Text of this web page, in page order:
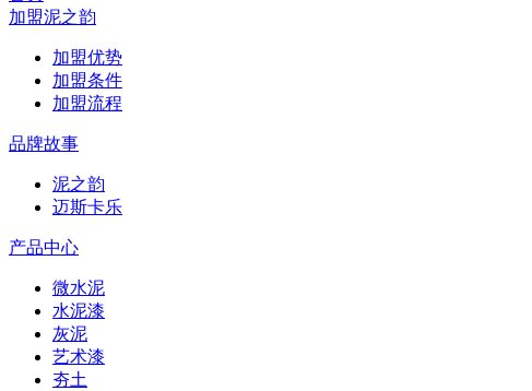
加盟泥之韵
加盟优势
加盟条件
加盟流程
品牌故事
泥之韵
迈斯卡乐
产品中心
微水泥
水泥漆
灰泥
艺术漆
夯土